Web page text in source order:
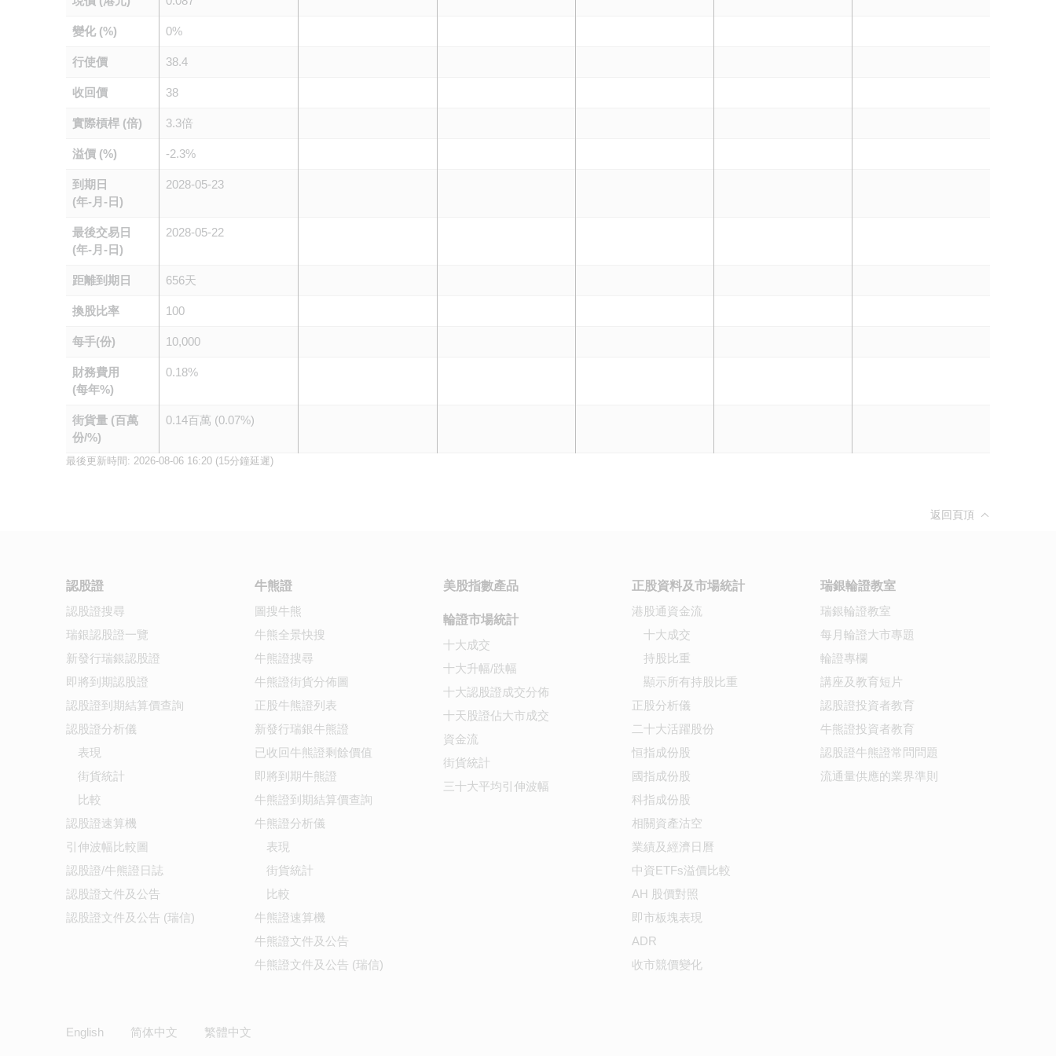
變化 (%) 0%
行使價 38.4
收回價 38
實際槓桿 (倍) 3.3倍
溢價 (%) -2.3%
到期日
(年-月-日)
2028-05-23
最後交易日
(年-月-日)
2028-05-22
距離到期日 656天
換股比率 100
每手(份) 10,000
財務費用
(每年%)
0.18%
街貨量 (百萬
份/%)
0.14百萬 (0.07%)
最後更新時間: 2026-08-06 16:20 (15分鐘延遲)
返回頁頂
認股證
認股證搜尋
瑞銀認股證一覽
新發行瑞銀認股證
即將到期認股證
認股證到期結算價查詢
認股證分析儀
表現
街貨統計
比較
認股證速算機
引伸波幅比較圖
認股證/牛熊證日誌
認股證文件及公告
認股證文件及公告 (瑞信)
牛熊證
圖搜牛熊
牛熊全景快搜
牛熊證搜尋
牛熊證街貨分佈圖
正股牛熊證列表
新發行瑞銀牛熊證
已收回牛熊證剩餘價值
即將到期牛熊證
牛熊證到期結算價查詢
牛熊證分析儀
表現
街貨統計
比較
牛熊證速算機
牛熊證文件及公告
牛熊證文件及公告 (瑞信)
美股指數產品
輪證市場統計
十大成交
十大升幅/跌幅
十大認股證成交分佈
十天股證佔大市成交
資金流
街貨統計
三十大平均引伸波幅
正股資料及市場統計
港股通資金流
十大成交
持股比重
顯示所有持股比重
正股分析儀
二十大活躍股份
恒指成份股
國指成份股
科指成份股
相關資產沽空
業績及經濟日曆
中資ETFs溢價比較
AH 股價對照
即市板塊表現
ADR
收市競價變化
瑞銀輪證教室
瑞銀輪證教室
每月輪證大市專題
輪證專欄
講座及教育短片
認股證投資者教育
牛熊證投資者教育
認股證牛熊證常問問題
流通量供應的業界準則
English 简体中文 繁體中文